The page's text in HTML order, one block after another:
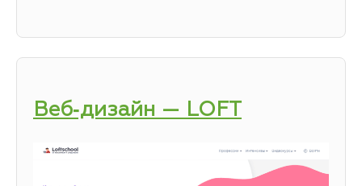
Веб‑дизайн — LOFT